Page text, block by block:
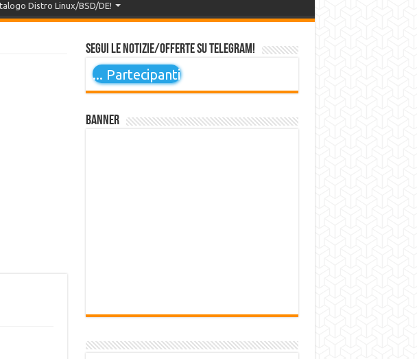
Distro Linux/BSD/DE!
Segui le notizie/offerte su Telegram!
... Partecipanti
Banner